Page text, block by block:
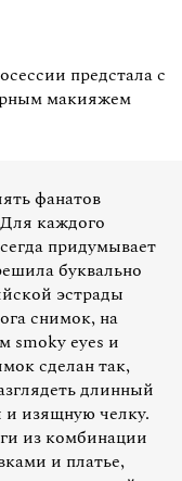
предстала с
макияжем
фанатов
каждого
придумывает
буквально
эстрады
снимок, на
smoky eyes и
сделан так,
длинный
изящную челку.
из комбинации
и платье,